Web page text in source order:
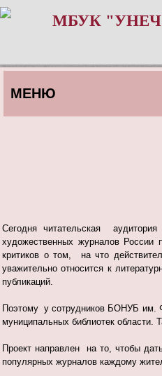
МБУК
МЕНЮ
Сегодня читательская
художественных журналов России
критиков о том, на что
уважительно относится к
публикаций.
Поэтому у сотрудников БОНУБ им.
муниципальных библиотек области.
Проект направлен на то, чтобы
популярных журналов каждому